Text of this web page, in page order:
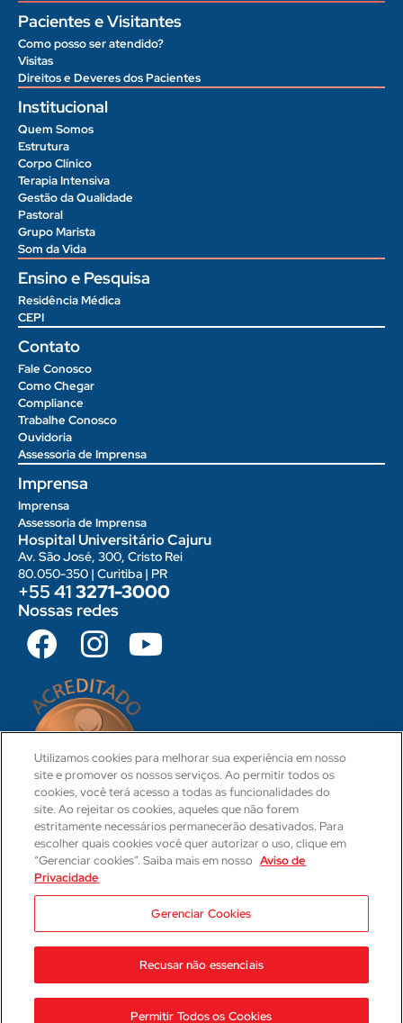
Pacientes e Visitantes
Como posso ser atendido?
Visitas
Direitos e Deveres dos Pacientes
Institucional
Quem Somos
Estrutura
Corpo Clínico
Terapia Intensiva
Gestão da Qualidade
Pastoral
Grupo Marista
Som da Vida
Ensino e Pesquisa
Residência Médica
CEPI
Contato
Fale Conosco
Como Chegar
Compliance
Trabalhe Conosco
Ouvidoria
Assessoria de Imprensa
Imprensa
Imprensa
Assessoria de Imprensa
Hospital Universitário Cajuru
Av. São José, 300, Cristo Rei
80.050-350 | Curitiba | PR
+55 413271-3000
Nossas redes
CRM 31-PR
Responsável Técnica Médica
CRM: 29623-PR | RQE: 21593
2023 © Hospital Cajuru Aviso de Privacidade
Utilizamos cookies para melhorar sua experiência em nosso
site e promover os nossos serviços. Ao permitir todos os
cookies, você terá acesso a todas as funcionalidades do
site. Ao rejeitar os cookies, aqueles que não forem
estritamente necessários permanecerão desativados. Para
escolher quais cookies você quer autorizar o uso, clique em
“Gerenciar cookies”. Saiba mais em nosso Aviso de
Privacidade
Gerenciar Cookies
Recusar não essenciais
Permitir Todos os Cookies